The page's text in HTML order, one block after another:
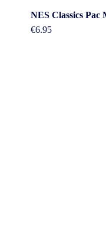
NES Classics
€6.95